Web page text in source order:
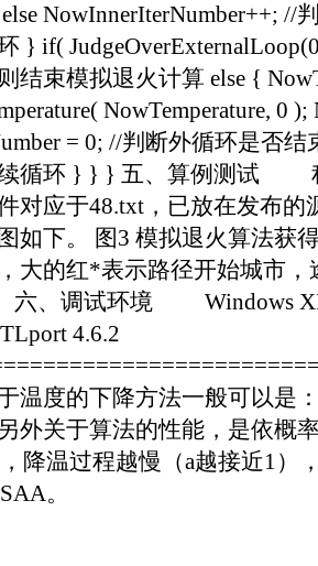
NowInnerIterNumber++; //
} if(
结束模拟退火计算 else {
NowTemperature, 0
= 0; //判断外循环是否
循环 } } } 五、算例测试
对应于48.txt，已放在发布
如下。 图3 模拟退火算法
大的红*表示路径开始城市
六、调试环境 Windows
4.6.2
温度的下降方法一般可以是
外关于算法的性能，是依概
降温过程越慢（a越接近1）
。